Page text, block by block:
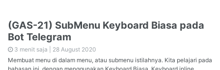
(GAS-21) SubMenu Keyboard Biasa pada
Bot Telegram
3 menit saja | 28 August 2020
Membuat menu di dalam menu, atau submenu istilahnya. Kita pelajari pada